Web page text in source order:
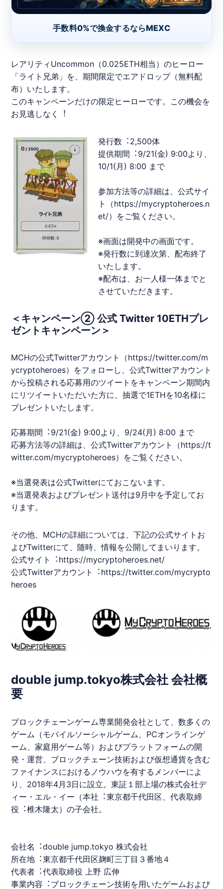
手数料0%で換金するならMEXC
レアリティUncommon（0.025ETH相当）のヒーロー
「ライト兄弟」を、期間限定でエアドロップ（無料配
布）いたします。
このキャンペーンだけの限定ヒーローです。この機会を
お⾒逃しなく︕
発⾏数︓2,500体
提供期間︓9/21(⾦) 9:00より、
10/1(⽉) 8:00 まで
参加⽅法等の詳細は、公式サイ
ト（https://mycryptoheroes.n
et/）をご覧ください。
※画⾯は開発中の画⾯です。
※発⾏数に到達次第、配布終了
いたします。
※配布は、お⼀⼈様⼀体までと
させていただきます。
＜キャンペーン② 公式 Twitter 10ETHプレ
ゼントキャンペーン＞
MCHの公式Twitterアカウント（https://twitter.com/m
ycryptoheroes）をフォローし、公式Twitterアカウント
から投稿される応募⽤のツイートをキャンペーン期間内
にリツイートいただいた⽅に、抽選で1ETHを10名様に
プレゼントいたします。
応募期間︓9/21(⾦) 9:00より、9/24(⽉) 8:00 まで
応募⽅法等の詳細は、公式Twitterアカウント（https://t
witter.com/mycryptoheroes）をご覧ください。
※当選発表は公式Twitterにておこないます。
※当選発表およびプレゼント送付は9⽉中を予定してお
ります。
その他、 MCHの詳細については、下記の公式サイトお
よびTwitterにて、随時、情報を公開してまいります。
公式サイト︓ https://mycryptoheroes.net/
公式Twitterアカウント︓ https://twitter.com/mycrypto
heroes
double jump.tokyo株式会社 会社概
要
ブロックチェーンゲーム専業開発会社として、数多くの
ゲーム（モバイルソーシャルゲーム、PCオンラインゲ
ーム、家庭⽤ゲーム等）およびプラットフォームの開
発・運営、ブロックチェーン技術および仮想通貨を含む
ファイナンスにおけるノウハウを有するメンバーによ
り、2018年4⽉3⽇に設⽴。東証１部上場の株式会社デ
ィー・エル・イー（本社︓東京都千代⽥区、代表取締
役︓椎⽊隆太）の⼦会社。
会社名︓double jump.tokyo 株式会社
所在地︓東京都千代⽥区麹町三丁⽬３番地４
代表者︓代表取締役 上野 広伸
事業内容︓ブロックチェーン技術を⽤いたゲームおよび